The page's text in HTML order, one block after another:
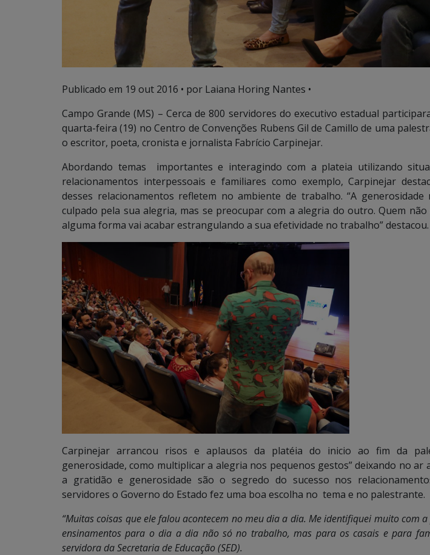
Publicado em 19 out 2016 • por Laiana Horing Nantes •
Campo Grande (MS) – Cerca de 800 servidores do executivo estadual
quarta-feira (19) no Centro de Convenções Rubens Gil de Camillo de uma
o escritor, poeta, cronista e jornalista Fabrício Carpinejar.
Abordando temas importantes e interagindo com a plateia utilizando
relacionamentos interpessoais e familiares como exemplo, Carpinejar
desses relacionamentos refletem no ambiente de trabalho. “A
culpado pela sua alegria, mas se preocupar com a alegria do outro. Quem
alguma forma vai acabar estrangulando a sua efetividade no trabalho” destacou.
Carpinejar arrancou risos e aplausos da platéia do inicio ao fim da
generosidade, como multiplicar a alegria nos pequenos gestos” deixando no ar
a gratidão e generosidade são o segredo do sucesso nos
servidores o Governo do Estado fez uma boa escolha no tema e no palestrante.
“Muitas coisas que ele falou acontecem no meu dia a dia. Me identifiquei muito com
ensinamentos para o dia a dia não só no trabalho, mas para os casais e para
servidora da Secretaria de Educação (SED).